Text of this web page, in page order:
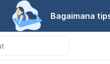
Bagaimana